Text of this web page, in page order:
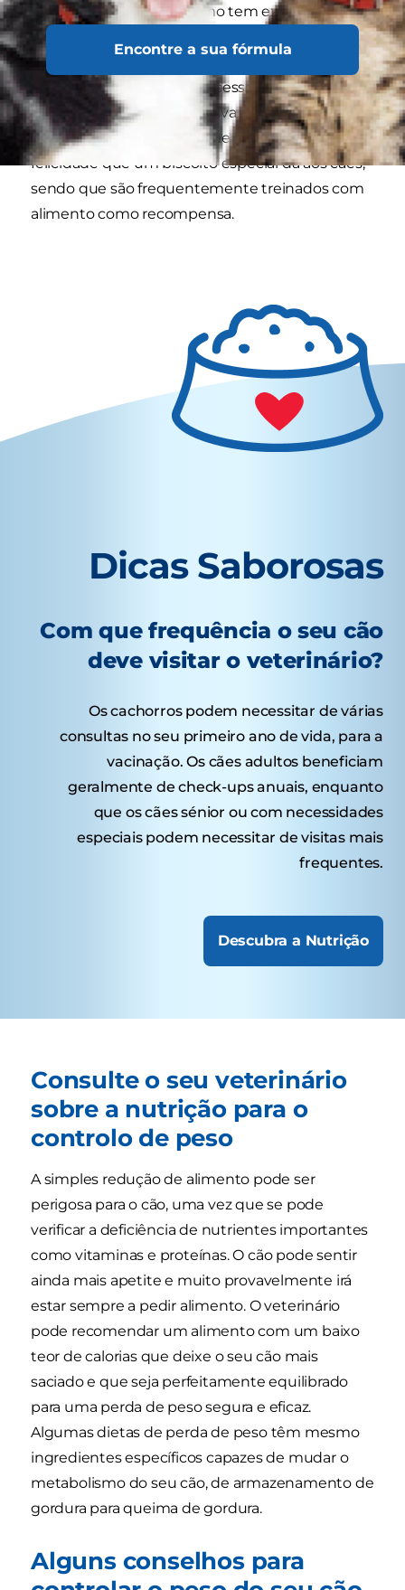
Encontre a sua fórmula
determinando se o mesmo tem excesso de
peso e qual o motivo por que tal acontece.
A maioria dos cães tem excesso de peso devido
a uma alimentação excessiva e é muito fácil
perceber porquê. Rapidamente se percebe a
felicidade que um biscoito especial dá aos cães,
sendo que são frequentemente treinados com
alimento como recompensa.
Dicas Saborosas
Com que frequência o seu cão
deve visitar o veterinário?
Os cachorros podem necessitar de várias
consultas no seu primeiro ano de vida, para a
vacinação. Os cães adultos beneficiam
geralmente de check-ups anuais, enquanto
que os cães sénior ou com necessidades
especiais podem necessitar de visitas mais
frequentes.
Descubra a Nutrição
Consulte o seu veterinário
sobre a nutrição para o
controlo de peso
A simples redução de alimento pode ser
perigosa para o cão, uma vez que se pode
verificar a deficiência de nutrientes importantes
como vitaminas e proteínas. O cão pode sentir
ainda mais apetite e muito provavelmente irá
estar sempre a pedir alimento. O veterinário
pode recomendar um alimento com um baixo
teor de calorias que deixe o seu cão mais
saciado e que seja perfeitamente equilibrado
para uma perda de peso segura e eficaz.
Algumas dietas de perda de peso têm mesmo
ingredientes específicos capazes de mudar o
metabolismo do seu cão, de armazenamento de
gordura para queima de gordura.
Alguns conselhos para